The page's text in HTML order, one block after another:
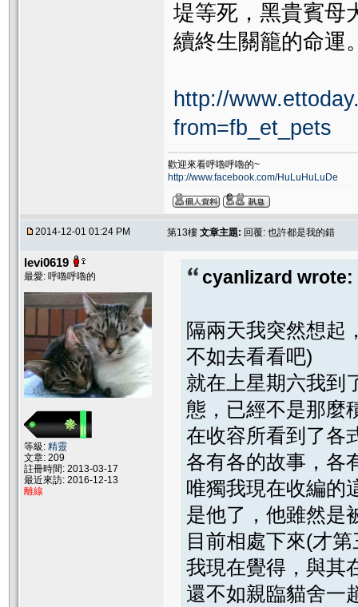
堤等死，黑貴賓母
續終生關籠的命運
http://
from=fb_et_pets
歡迎來看呼嚕呼嚕的~
http://www.facebook.com/HuLuHuLuDe
2014-12-01 01:24 PM 第13樓 文章主題: 回覆: 也許都是我的錯
levi0619
最愛: 呼嚕呼嚕的
等級: 精靈
文章: 209
註冊時間: 2013-03-17
最近來訪: 2016-12-13
離線
cyanlizard wrote:
隔兩天我突然想起
不如去看看吧)
就在上星期六我到
態，已經不是那麼
在收容所看到了各
各有各的故事，各
唯獨我現在收編的
是他了，他雖然是
目前相處下來(才
我現在覺得，與其
還不如親臨貓舍一